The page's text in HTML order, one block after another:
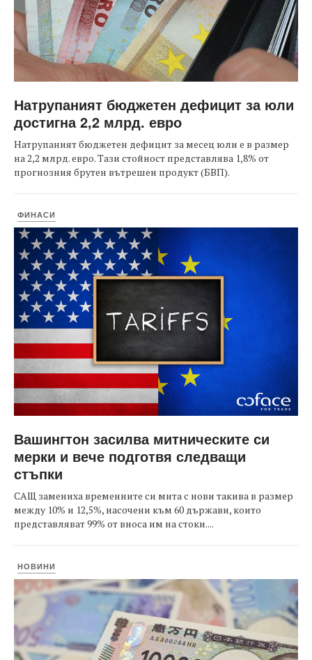
Натрупаният бюджетен дефицит за юли
достигна 2,2 млрд. евро
Натрупаният бюджетен дефицит за месец юли е в размер
на 2,2 млрд. евро. Тази стойност представлява 1,8% от
прогнозния брутен вътрешен продукт (БВП).
ФИНАСИ
Вашингтон засилва митническите си
мерки и вече подготвя следващи
стъпки
САЩ замениха временните си мита с нови такива в размер
между 10% и 12,5%, насочени към 60 държави, които
представляват 99% от вноса им на стоки....
НОВИНИ